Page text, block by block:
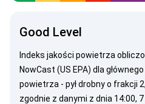
Good Level
Indeks jakości powietrza
NowCast (US EPA) dla
powietrza - pył drobnyo frakcji
zgodnie z danymi z dnia 14:00,